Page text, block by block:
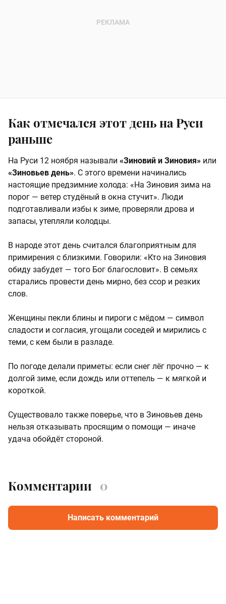
Как отмечался этот день на Руси
раньше
На Руси 12 ноября называли «Зиновий и Зиновия» или
«Зиновьев день». С этого времени начинались
настоящие предзимние холода: «На Зиновия зима на
порог — ветер студёный в окна стучит». Люди
подготавливали избы к зиме, проверяли дрова и
запасы, утепляли колодцы.
В народе этот день считался благоприятным для
примирения с близкими. Говорили: «Кто на Зиновия
обиду забудет — того Бог благословит». В семьях
старались провести день мирно, без ссор и резких
слов.
Женщины пекли блины и пироги с мёдом — символ
сладости и согласия, угощали соседей и мирились с
теми, с кем были в разладе.
По погоде делали приметы: если снег лёг прочно — к
долгой зиме, если дождь или оттепель — к мягкой и
короткой.
Существовало также поверье, что в Зиновьев день
нельзя отказывать просящим о помощи — иначе
удача обойдёт стороной.
Комментарии 0
Написать комментарий